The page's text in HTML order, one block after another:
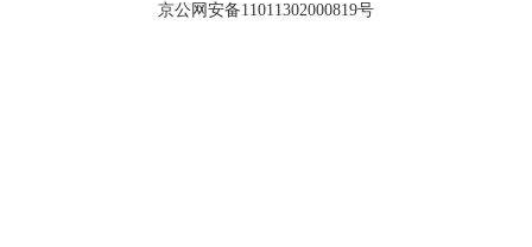
京公网安备11011302000819号